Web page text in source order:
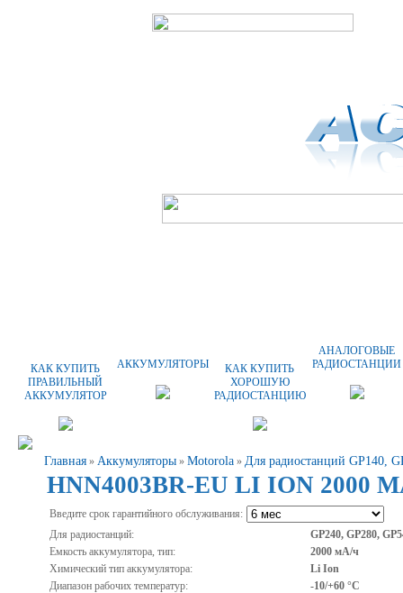
КАК КУПИТЬ
ПРАВИЛЬНЫЙ
АККУМУЛЯТОР
АККУМУЛЯТОРЫ
КАК КУПИТЬ
ХОРОШУЮ
РАДИОСТАНЦИЮ
АНАЛОГОВЫЕ
РАДИОСТАНЦИИ
Главная » Аккумуляторы » Motorola » Для радиостанций GP140,
HNN4003BR-EU LI ION 2000
Введите срок гарантийного обслуживания:
Для радиостанций:
GP240, GP280,
Емкость аккумулятора, тип:
2000 мА/ч
Химический тип аккумулятора:
Li Ion
Диапазон рабочих температур:
-10/+60 °С